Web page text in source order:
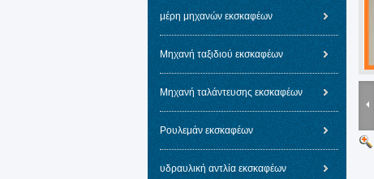
μέρη μηχανών εκσκαφέων
Μηχανή ταξιδιού εκσκαφέων
Μηχανή ταλάντευσης εκσκαφέων
Ρουλεμάν εκσκαφέων
υδραυλική αντλία εκσκαφέων